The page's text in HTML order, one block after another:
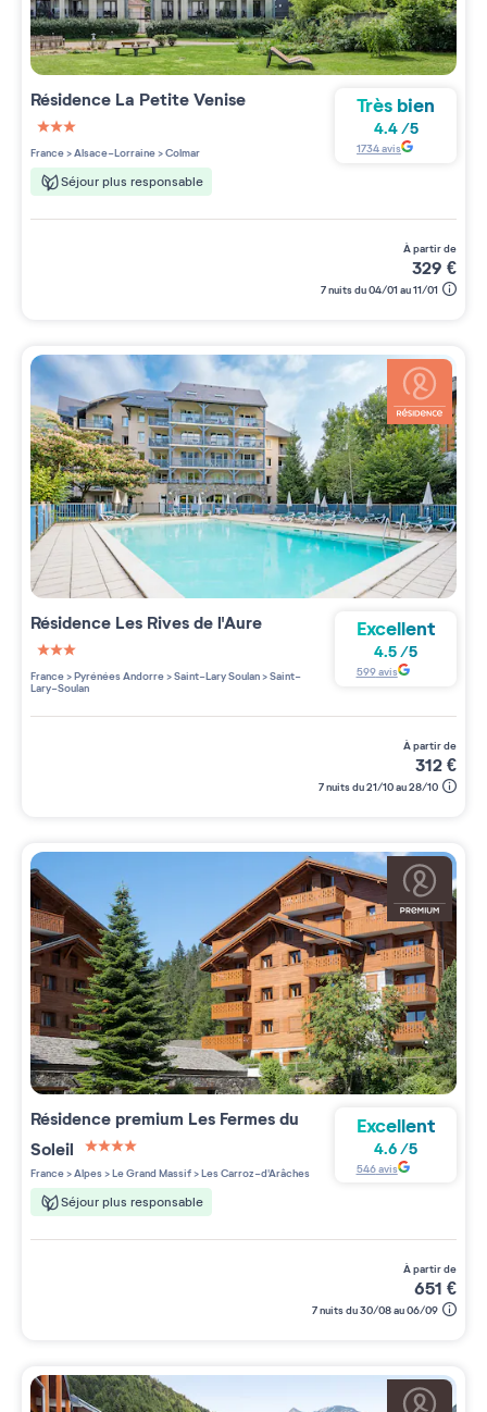
Résidence La Petite Venise
3 étoiles sur 5
France>Alsace-Lorraine>Colmar
Séjour plus responsable
Très bien
4.4/5
1734avis
à partir de
329 €
7 nuits du 04/01 au 11/01
Résidence Les Rives de l'Aure
3 étoiles sur 5
France>Pyrénées Andorre>Saint-Lary Soulan>Saint-
Lary-Soulan
Excellent
4.5/5
599avis
à partir de
312€
7 nuits du 21/10 au 28/10
Résidence premium Les Fermes du
Soleil
4 étoiles sur 5
France>Alpes>Le Grand Massif>Les Carroz-d'Arâches
Séjour plus responsable
Excellent
4.6/5
546avis
à partir de
651 €
7 nuits du 30/08 au 06/09